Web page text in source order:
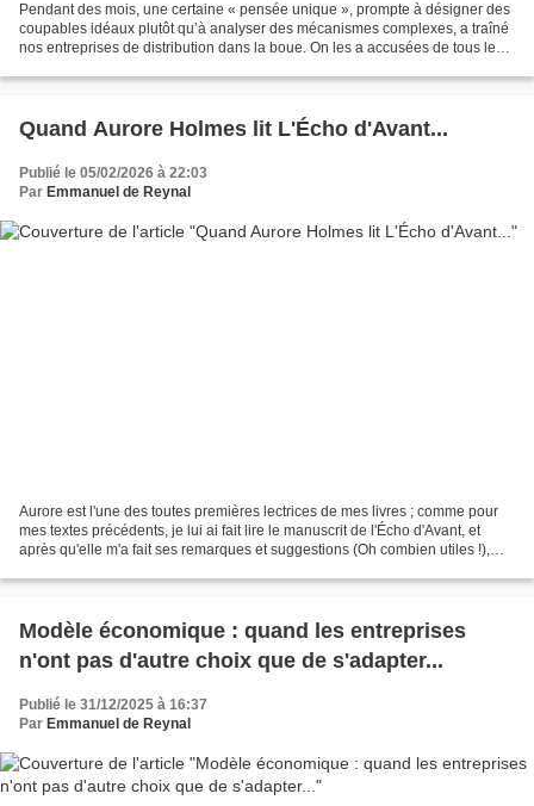
Pendant des mois, une certaine « pensée unique », prompte à désigner des
coupables idéaux plutôt qu’à analyser des mécanismes complexes, a traîné
nos entreprises de distribution dans la boue. On les a accusées de tous les
Quand Aurore Holmes lit L'Écho d'Avant...
Publié le 05/02/2026 à 22:03
Par Emmanuel de Reynal
Aurore est l'une des toutes premières lectrices de mes livres ; comme pour
mes textes précédents, je lui ai fait lire le manuscrit de l'Écho d'Avant, et
après qu'elle m'a fait ses remarques et suggestions (Oh combien utiles !),
Modèle économique : quand les entreprises
n'ont pas d'autre choix que de s'adapter...
Publié le 31/12/2025 à 16:37
Par Emmanuel de Reynal